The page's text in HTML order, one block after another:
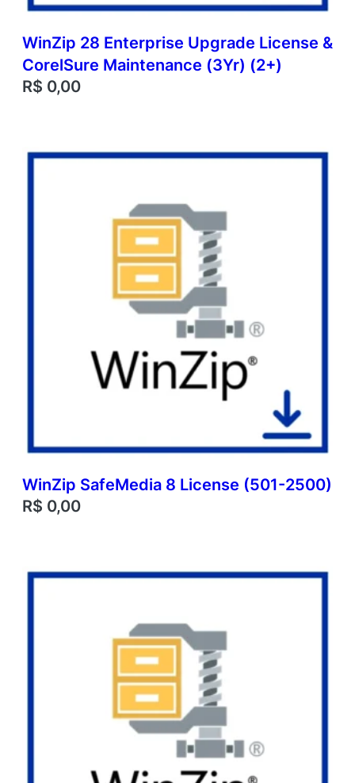
WinZip 28 Enterprise Upgrade License &
CorelSure Maintenance (3Yr) (2+)
R$ 0,00
WinZip SafeMedia 8 License (501-2500)
R$ 0,00